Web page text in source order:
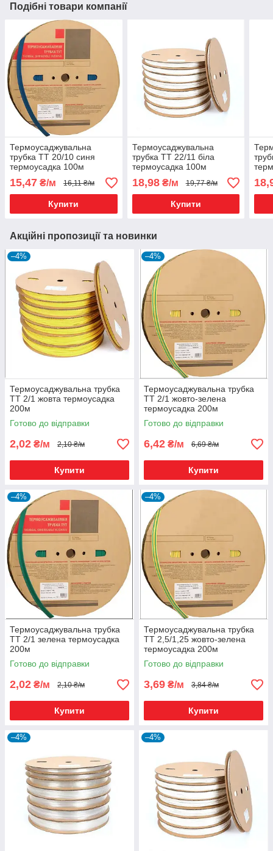
Подібні товари компанії
Термоусаджувальна
трубка ТТ 20/10 синя
термоусадка 100м
15,47 ₴/м 16,11 ₴/м
Купити
Термоусаджувальна
трубка ТТ 22/11 біла
термоусадка 100м
18,98₴/м 19,77 ₴/м
Купити
Акційні пропозиції та новинки
–4%
Термоусаджувальна трубка
ТТ 2/1 жовта термоусадка
200м
Готово до відправки
2,02 ₴/м 2,10 ₴/м
Купити
–4%
Термоусаджувальна трубка
ТТ 2/1 жовто-зелена
термоусадка 200м
Готово до відправки
6,42 ₴/м 6,69 ₴/м
Купити
–4%
Термоусаджувальна трубка
ТТ 2/1 зелена термоусадка
200м
Готово до відправки
2,02 ₴/м 2,10 ₴/м
Купити
–4%
Термоусаджувальна трубка
ТТ 2,5/1,25 жовто-зелена
термоусадка 200м
Готово до відправки
3,69 ₴/м 3,84 ₴/м
Купити
–4% –4%